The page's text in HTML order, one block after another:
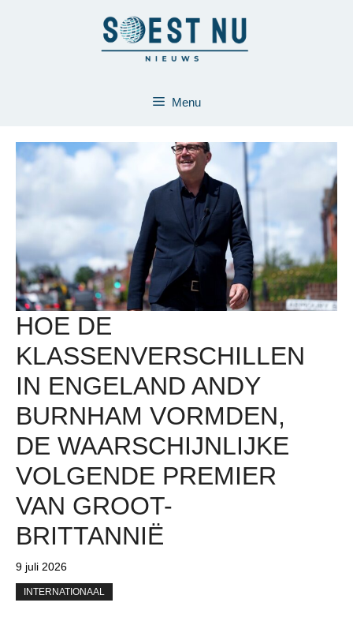
Menu
HOE DE
KLASSENVERSCHILLEN
IN ENGELAND ANDY
BURNHAM VORMDEN,
DE WAARSCHIJNLIJKE
VOLGENDE PREMIER
VAN GROOT-
BRITTANNIË
9 juli 2026
INTERNATIONAAL